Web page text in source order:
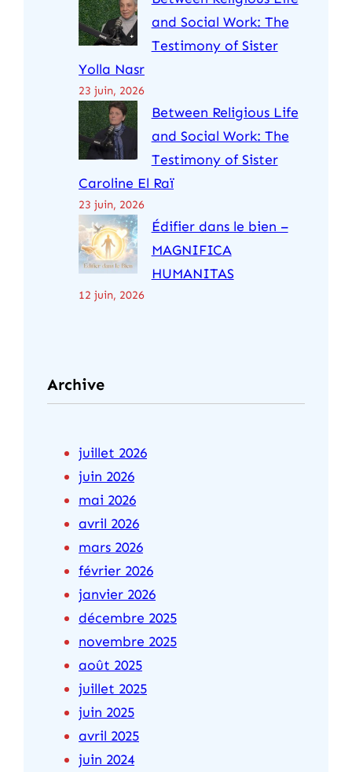
and Social Work: The
Testimony of Sister
Yolla Nasr
23 juin, 2026
Between Religious Life
and Social Work: The
Testimony of Sister
Caroline El Raï
23 juin, 2026
Édifier dans le bien –
MAGNIFICA
HUMANITAS
12 juin, 2026
Archive
juillet 2026
juin 2026
mai 2026
avril 2026
mars 2026
février 2026
janvier 2026
décembre 2025
novembre 2025
août 2025
juillet 2025
juin 2025
avril 2025
juin 2024